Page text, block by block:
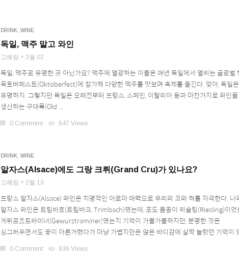
DRINK WINE
독일, 맥주 말고 와인
고혜림 3월 02
독일, 맥주로 유명한 곳 아닌가요? 맥주에 열광하는 이들은 매년 독일에서 열리는 글로벌
옥토버페스트(Oktoberfest)에 참가해 다양한 맥주를 맛보며 축제를 즐긴다. 맞아, 독일
유명하지. 그렇지만 독일은 오래전부터 프랑스, 스페인, 이탈리아 등과 마찬가지로 와인을
생산하는 구대륙(Old ...
chat_bubble 0 Comment visibility 647 Views
DRINK WINE
알자스(Alsace)에도 그랑 크뤼(Grand Cru)가 있나요?
고혜림 2월 13
프랑스 알자스(Alsace) 와인은 치명적인 아로마 매력으로 우리의 코와 혀를 자극한다. 나
알자스 와인은 트림바흐(트림바크, Trimbach)였는데, 포도 품종이 리슬링(Riesling)이었
게뷔르츠트라미너(Gewurztraminer)였는지 기억이 가물가물하지만, 분명한 것은
싱그러우면서도 꽃이 아른거렸다가 마냥 가볍지만은 않은 바디감에 살짝 놀랐던 기억이
chat_bubble 0 Comment visibility 936 Views